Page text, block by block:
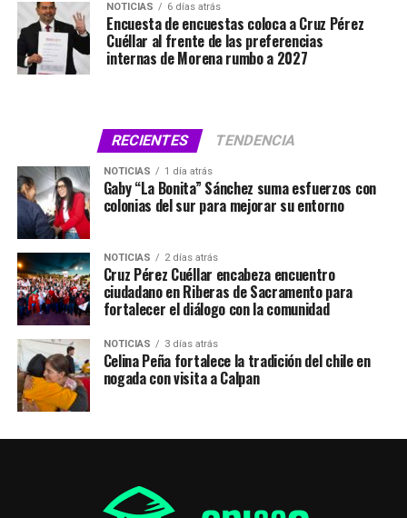
NOTICIAS 6 días atrás
Encuesta de encuestas coloca a Cruz Pérez
Cuéllar al frente de las preferencias
internas de Morena rumbo a 2027
RECIENTES TENDENCIA
NOTICIAS 1 día atrás
Gaby “La Bonita” Sánchez suma esfuerzos con
colonias del sur para mejorar su entorno
NOTICIAS 2 días atrás
Cruz Pérez Cuéllar encabeza encuentro
ciudadano en Riberas de Sacramento para
fortalecer el diálogo con la comunidad
NOTICIAS 3 días atrás
Celina Peña fortalece la tradición del chile en
nogada con visita a Calpan